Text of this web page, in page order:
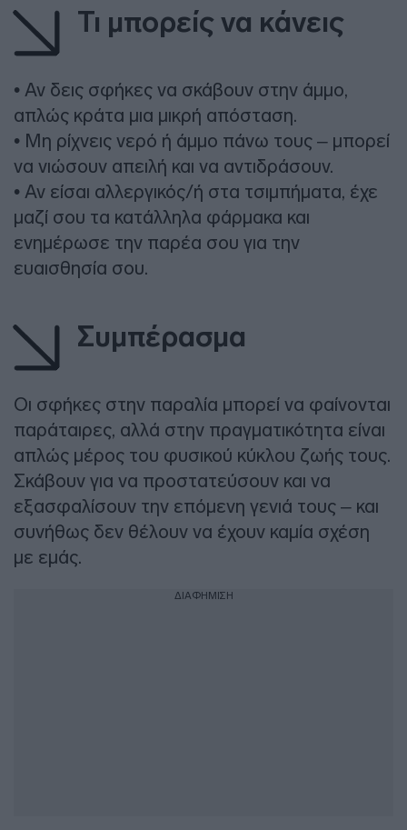
Τι μπορείς να κάνεις
• Αν δεις σφήκες να σκάβουν στην άμμο,
απλώς κράτα μια μικρή απόσταση.
• Μη ρίχνεις νερό ή άμμο πάνω τους – μπορεί
να νιώσουν απειλή και να αντιδράσουν.
• Αν είσαι αλλεργικός/ή στα τσιμπήματα, έχε
μαζί σου τα κατάλληλα φάρμακα και
ενημέρωσε την παρέα σου για την
ευαισθησία σου.
Συμπέρασμα
Οι σφήκες στην παραλία μπορεί να φαίνονται
παράταιρες, αλλά στην πραγματικότητα είναι
απλώς μέρος του φυσικού κύκλου ζωής τους.
Σκάβουν για να προστατεύσουν και να
εξασφαλίσουν την επόμενη γενιά τους – και
συνήθως δεν θέλουν να έχουν καμία σχέση
με εμάς.
ΔΙΑΦΗΜΙΣΗ